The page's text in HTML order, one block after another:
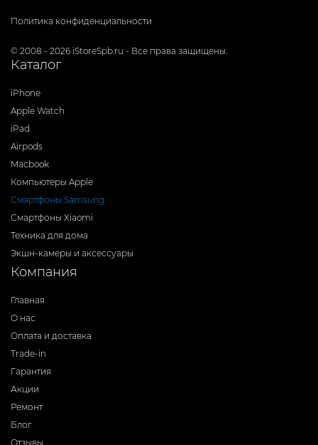
Политика конфиденциальности
© 2008 - 2026 iStoreSpb.ru - Все права защищены.
Каталог
iPhone
Apple Watch
iPad
Airpods
Macbook
Компьютеры Apple
Смартфоны Samsung
Смартфоны Xiaomi
Техника для дома
Экшн-камеры и аксессуары
Компания
Главная
О нас
Оплата и доставка
Trade-in
Гарантия
Акции
Ремонт
Блог
Отзывы